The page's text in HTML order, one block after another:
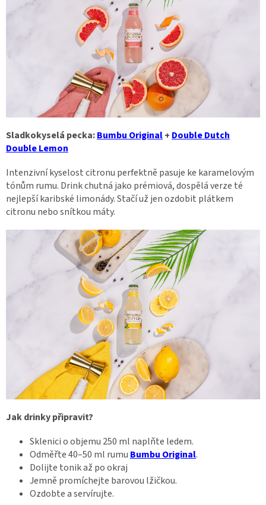
Sladkokyselá pecka:Bumbu Original+ Double Dutch
Double Lemon
Intenzivní kyselost citronu perfektně pasuje ke karamelovým
tónům rumu. Drink chutná jako prémiová, dospělá verze té
nejlepší karibské limonády. Stačí už jen ozdobit plátkem
citronu nebo snítkou máty.
Jak drinky připravit?
Sklenici o objemu 250 ml naplňte ledem.
Odměřte 40–50 ml rumu Bumbu Original.
Dolijte tonik až po okraj
Jemně promíchejte barovou lžičkou.
Ozdobte a servírujte.